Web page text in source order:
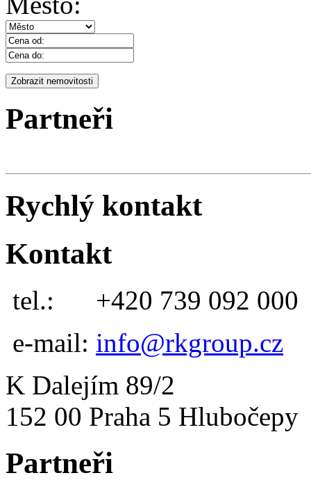
Partneři
Rychlý kontakt
Kontakt
tel.: +420 739 092 000
e-mail: info@rkgroup.cz
K Dalejím 89/2
152 00 Praha 5 Hlubočepy
Partneři